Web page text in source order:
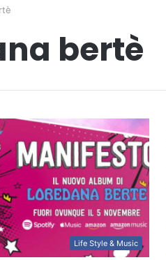
bertè
Life Style & Music